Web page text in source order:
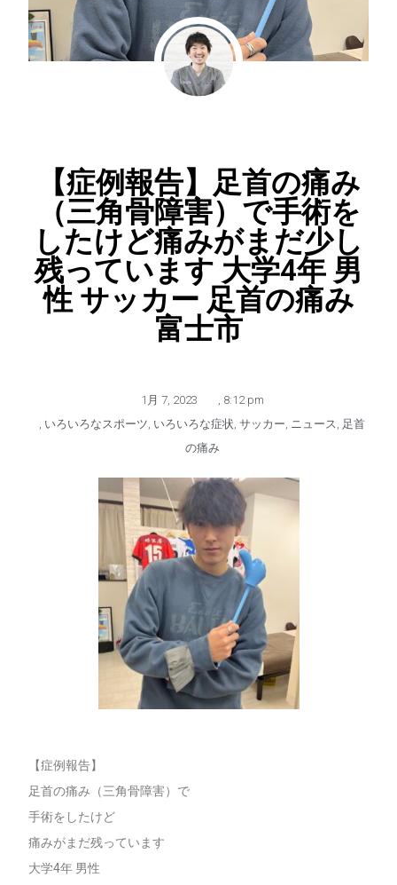
【症例報告】足首の痛み
（三角骨障害）で手術を
したけど痛みがまだ少し
残っています 大学4年 男
性 サッカー 足首の痛み
富士市
1月 7, 2023 , 8:12 pm
, いろいろなスポーツ, いろいろな症状, サッカー, ニュース, 足首
の痛み
【症例報告】
足首の痛み（三角骨障害）で
手術をしたけど
痛みがまだ残っています
大学4年 男性